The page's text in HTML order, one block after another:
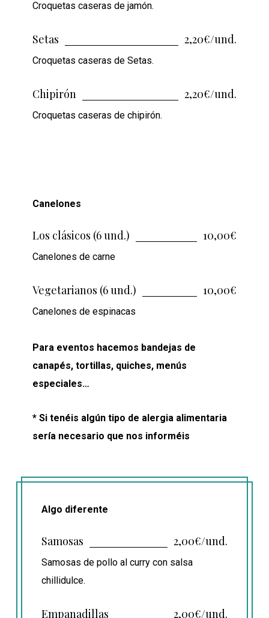
Croquetas caseras de jamón.
Setas 2,20€/und.
Croquetas caseras de Setas.
Chipirón 2,20€/und.
Croquetas caseras de chipirón.
Canelones
Los clásicos (6 und.) 10,00€
Canelones de carne
Vegetarianos (6 und.) 10,00€
Canelones de espinacas
Para eventos hacemos bandejas de
canapés, tortillas, quiches, menús
especiales…
* Si tenéis algún tipo de alergia alimentaria
sería necesario que nos informéis
Algo diferente
Samosas 2,00€/und.
Samosas de pollo al curry con salsa
chillidulce.
Empanadillas 2,00€/und.